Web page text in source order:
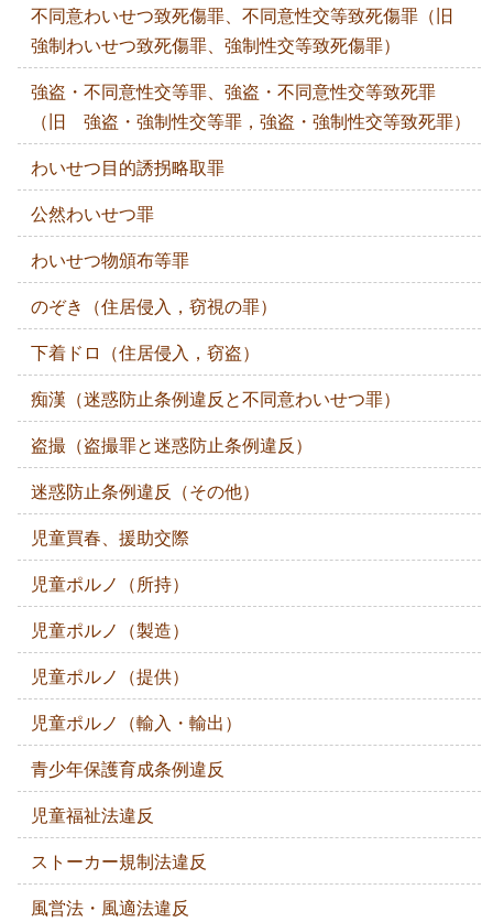
不同意わいせつ致死傷罪、不同意性交等致死傷罪（旧
強制わいせつ致死傷罪、強制性交等致死傷罪）
強盗・不同意性交等罪、強盗・不同意性交等致死罪
（旧 強盗・強制性交等罪，強盗・強制性交等致死罪）
わいせつ目的誘拐略取罪
公然わいせつ罪
わいせつ物頒布等罪
のぞき（住居侵入，窃視の罪）
下着ドロ（住居侵入，窃盗）
痴漢（迷惑防止条例違反と不同意わいせつ罪）
盗撮（盗撮罪と迷惑防止条例違反）
迷惑防止条例違反（その他）
児童買春、援助交際
児童ポルノ（所持）
児童ポルノ（製造）
児童ポルノ（提供）
児童ポルノ（輸入・輸出）
青少年保護育成条例違反
児童福祉法違反
ストーカー規制法違反
風営法・風適法違反